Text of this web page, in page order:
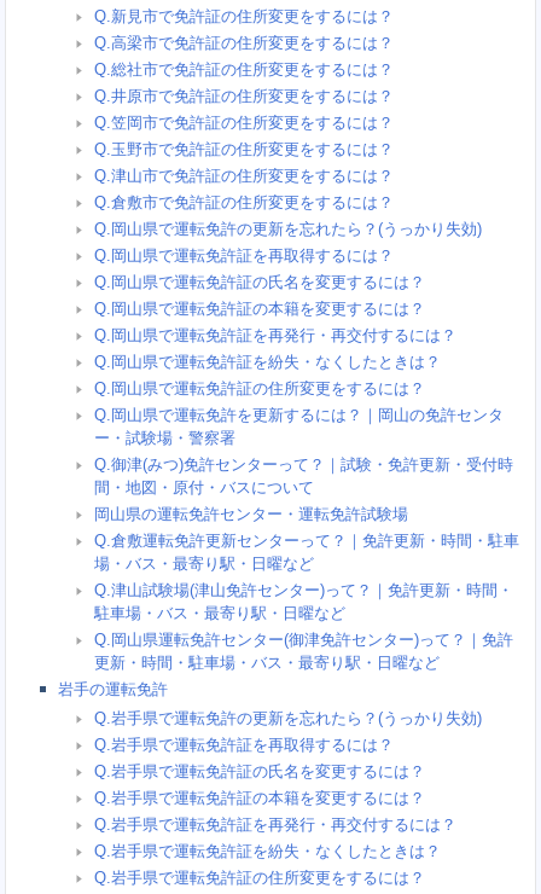
Q.新見市で免許証の住所変更をするには？
Q.高梁市で免許証の住所変更をするには？
Q.総社市で免許証の住所変更をするには？
Q.井原市で免許証の住所変更をするには？
Q.笠岡市で免許証の住所変更をするには？
Q.玉野市で免許証の住所変更をするには？
Q.津山市で免許証の住所変更をするには？
Q.倉敷市で免許証の住所変更をするには？
Q.岡山県で運転免許の更新を忘れたら？(うっかり失効)
Q.岡山県で運転免許証を再取得するには？
Q.岡山県で運転免許証の氏名を変更するには？
Q.岡山県で運転免許証の本籍を変更するには？
Q.岡山県で運転免許証を再発行・再交付するには？
Q.岡山県で運転免許証を紛失・なくしたときは？
Q.岡山県で運転免許証の住所変更をするには？
Q.岡山県で運転免許を更新するには？｜岡山の免許センタ
ー・試験場・警察署
Q.御津(みつ)免許センターって？｜試験・免許更新・受付時
間・地図・原付・バスについて
岡山県の運転免許センター・運転免許試験場
Q.倉敷運転免許更新センターって？｜免許更新・時間・駐車
場・バス・最寄り駅・日曜など
Q.津山試験場(津山免許センター)って？｜免許更新・時間・
駐車場・バス・最寄り駅・日曜など
Q.岡山県運転免許センター(御津免許センター)って？｜免許
更新・時間・駐車場・バス・最寄り駅・日曜など
岩手の運転免許
Q.岩手県で運転免許の更新を忘れたら？(うっかり失効)
Q.岩手県で運転免許証を再取得するには？
Q.岩手県で運転免許証の氏名を変更するには？
Q.岩手県で運転免許証の本籍を変更するには？
Q.岩手県で運転免許証を再発行・再交付するには？
Q.岩手県で運転免許証を紛失・なくしたときは？
Q.岩手県で運転免許証の住所変更をするには？